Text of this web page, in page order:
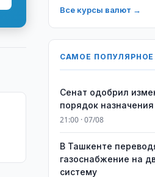
Все курсы валют →
САМОЕ ПОПУЛЯРНОЕ
Сенат одобрил
порядок
21:00 · 07/08
В Ташкенте
газоснабжение на
систему